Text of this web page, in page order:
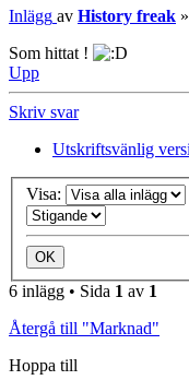
Inlägg av History freak »
Som hittat !
Upp
Skriv svar
Utskriftsvänlig
Visa:
6 inlägg • Sida 1 av 1
Återgå till "Marknad"
Hoppa till